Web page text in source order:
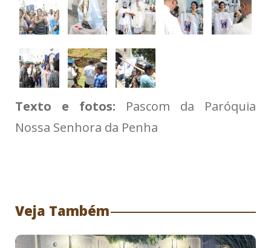
Texto e fotos: Pascom da Paróquia
Nossa Senhora da Penha
Veja Também